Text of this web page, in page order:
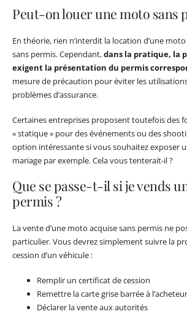
Peut-on louer une moto sans
En théorie, rien n’interdit la location d’une
sans permis. Cependant,dans la pratique, la
exigent la présentation du permis
mesure de précaution pour éviter les
problèmes d’assurance.
Certaines entreprises proposent toutefois des
« statique » pour des événements ou des
option intéressante si vous souhaitez exposer
mariage par exemple. Cela vous tenterait-il ?
Que se passe-t-il si je vends
permis ?
La vente d’une moto acquise sans permis ne
particulier. Vous devrez simplement suivre la
cession d’un véhicule :
Remplir un certificat de cession
Remettre la carte grise barrée à l’acheteur
Déclarer la vente aux autorités